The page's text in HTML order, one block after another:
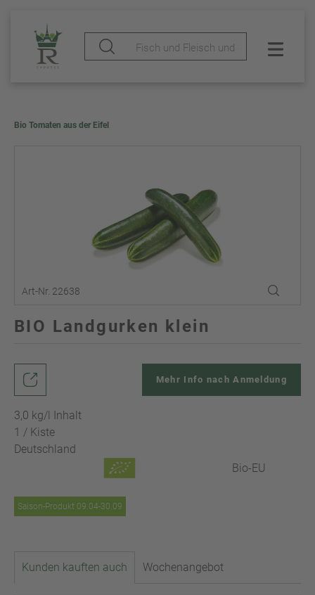
Bio Tomaten aus der Eifel
Art-Nr. 22638
BIO Landgurken klein
3,0 kg/l Inhalt
1 / Kiste
Deutschland
Bio-EU
Saison-Produkt 09.04-30.09
Mehr Info nach Anmeldung
Kunden kauften auch Wochenangebot